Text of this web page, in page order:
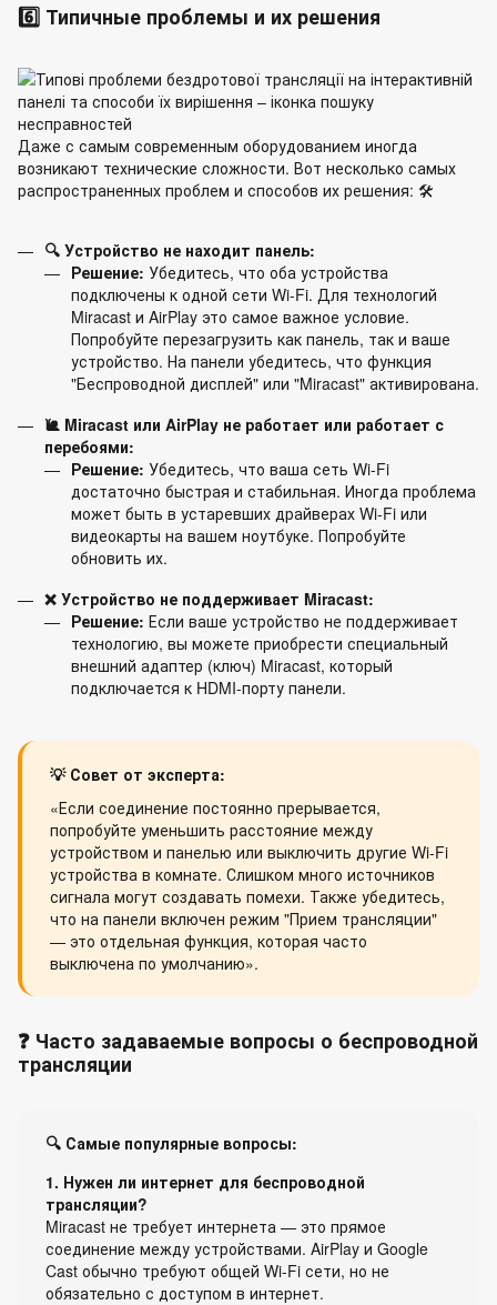
6️⃣ Типичные проблемы и их решения
Даже с самым современным оборудованием иногда
возникают технические сложности. Вот несколько самых
распространенных проблем и способов их решения: 🛠️
🔍 Устройство не находит панель:
Решение: Убедитесь, что оба устройства
подключены к одной сети Wi-Fi. Для технологий
Miracast и AirPlay это самое важное условие.
Попробуйте перезагрузить как панель, так и ваше
устройство. На панели убедитесь, что функция
"Беспроводной дисплей" или "Miracast" активирована.
🐌 Miracast или AirPlay не работает или работает с
перебоями:
Решение: Убедитесь, что ваша сеть Wi-Fi
достаточно быстрая и стабильная. Иногда проблема
может быть в устаревших драйверах Wi-Fi или
видеокарты на вашем ноутбуке. Попробуйте
обновить их.
❌ Устройство не поддерживает Miracast:
Решение: Если ваше устройство не поддерживает
технологию, вы можете приобрести специальный
внешний адаптер (ключ) Miracast, который
подключается к HDMI-порту панели.
💡 Совет от эксперта:
«Если соединение постоянно прерывается,
попробуйте уменьшить расстояние между
устройством и панелью или выключить другие Wi-Fi
устройства в комнате. Слишком много источников
сигнала могут создавать помехи. Также убедитесь,
что на панели включен режим "Прием трансляции"
— это отдельная функция, которая часто
выключена по умолчанию».
❓ Часто задаваемые вопросы о беспроводной
трансляции
🔍 Самые популярные вопросы:
1. Нужен ли интернет для беспроводной
трансляции?
Miracast не требует интернета — это прямое
соединение между устройствами. AirPlay и Google
Cast обычно требуют общей Wi-Fi сети, но не
обязательно с доступом в интернет.